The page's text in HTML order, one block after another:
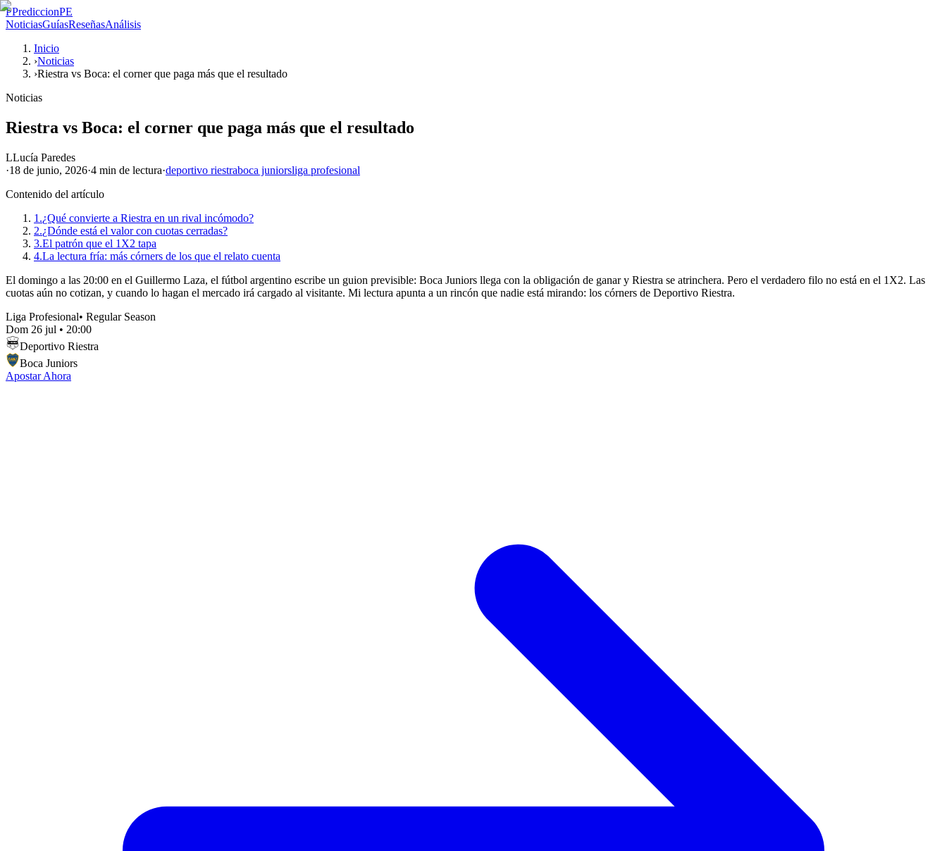
PPrediccionPE
NoticiasGuíasReseñasAnálisis
Inicio
›Noticias
›Riestra vs Boca: el corner que paga más que el resultado
Noticias
Riestra vs Boca: el corner que paga más que el resultado
LLucía Paredes
·18 de junio, 2026·4 min de lectura·deportivo riestraboca juniorsliga profesional
Contenido del artículo
1.¿Qué convierte a Riestra en un rival incómodo?
2.¿Dónde está el valor con cuotas cerradas?
3.El patrón que el 1X2 tapa
4.La lectura fría: más córners de los que el relato cuenta
El domingo a las 20:00 en el Guillermo Laza, el fútbol argentino escribe un guion previsible: Boca Juniors llega con la obligación de ganar y Riestra se atrinchera. Pero el verdadero filo no está en el 1X2. Las
cuotas aún no cotizan, y cuando lo hagan el mercado irá cargado al visitante. Mi lectura apunta a un rincón que nadie está mirando: los córners de Deportivo Riestra.
Liga Profesional• Regular Season
Dom 26 jul • 20:00
Deportivo Riestra
Boca Juniors
Apostar Ahora